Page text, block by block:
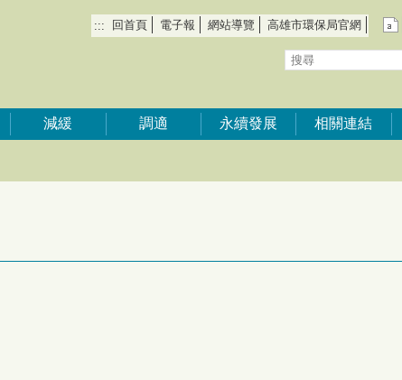
::: 回首頁 電子報 網站導覽 高雄市環保局官網
減緩 調適 永續發展 相關連結